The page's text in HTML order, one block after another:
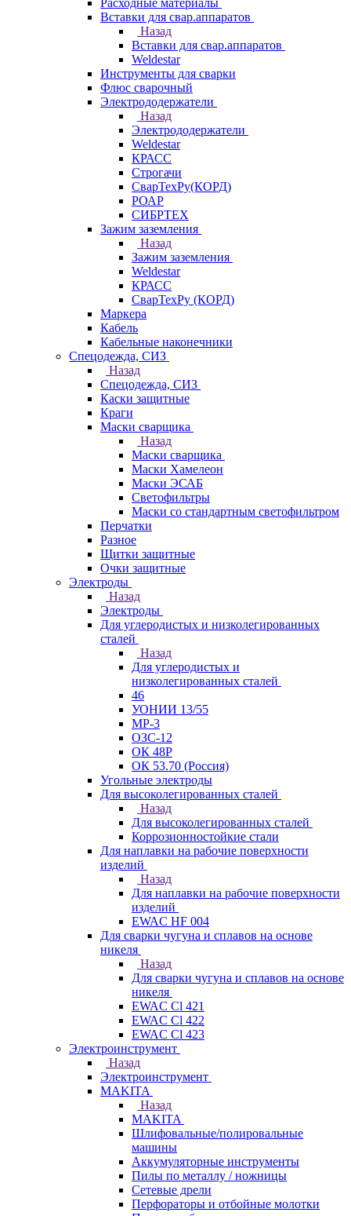
Расходные материалы
Вставки для свар.аппаратов
Назад
Вставки для свар.аппаратов
Weldestar
Инструменты для сварки
Флюс сварочный
Электрододержатели
Назад
Электрододержатели
Weldestar
КРАСС
Строгачи
СварТехРу(КОРД)
РОАР
СИБРТЕХ
Зажим заземления
Назад
Зажим заземления
Weldestar
КРАСС
СварТехРу (КОРД)
Маркера
Кабель
Кабельные наконечники
Спецодежда, СИЗ
Назад
Спецодежда, СИЗ
Каски защитные
Краги
Маски сварщика
Назад
Маски сварщика
Маски Хамелеон
Маски ЭСАБ
Светофильтры
Маски со стандартным светофильтром
Перчатки
Разное
Щитки защитные
Очки защитные
Электроды
Назад
Электроды
Для углеродистых и низколегированных
сталей
Назад
Для углеродистых и
низколегированных сталей
46
УОНИИ 13/55
МР-3
ОЗС-12
ОК 48Р
ОК 53.70 (Россия)
Угольные электроды
Для высоколегированных сталей
Назад
Для высоколегированных сталей
Коррозионностойкие стали
Для наплавки на рабочие поверхности
изделий
Назад
Для наплавки на рабочие поверхности
изделий
EWAC HF 004
Для сварки чугуна и сплавов на основе
никеля
Назад
Для сварки чугуна и сплавов на основе
никеля
EWAC Cl 421
EWAC Cl 422
EWAC Cl 423
Электроинструмент
Назад
Электроинструмент
МAKITA
Назад
МAKITA
Шлифовальные/полировальные
машины
Аккумуляторные инструменты
Пилы по металлу / ножницы
Сетевые дрели
Перфораторы и отбойные молотки